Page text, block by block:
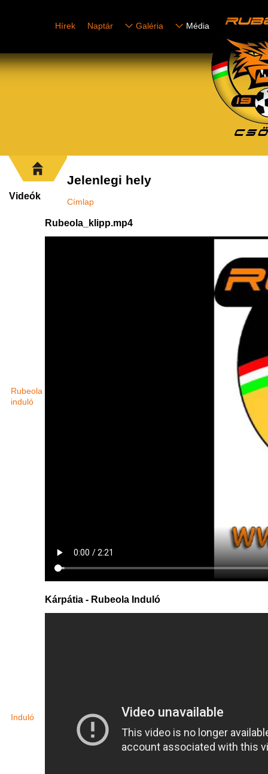
Hírek Naptár Galéria Média
Jelenlegi hely
Címlap
Videók
Rubeola
induló
Rubeola_klipp.mp4
Induló
Kárpátia - Rubeola Induló